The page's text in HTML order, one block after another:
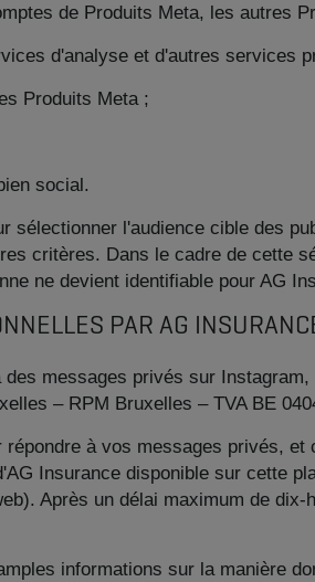
de Produits Meta, les autres
d'analyse et d'autres services
Produits Meta ;
social.
sélectionner l'audience cible des
critères. Dans le cadre de cette
ne devient identifiable pour AG
PAR AG
messages privés sur
– RPM Bruxelles – TVA BE
à vos messages privés,
Insurance disponible sur cette
Après un délai maximum de
informations sur la manière